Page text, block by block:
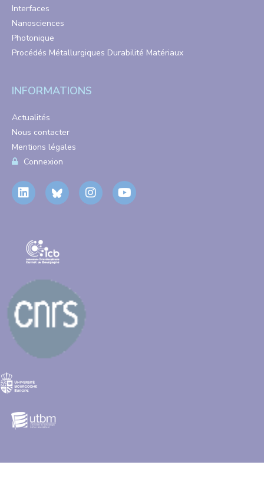
Interfaces
Nanosciences
Photonique
Procédés Métallurgiques Durabilité Matériaux
INFORMATIONS
Actualités
Nous contacter
Mentions légales
Connexion